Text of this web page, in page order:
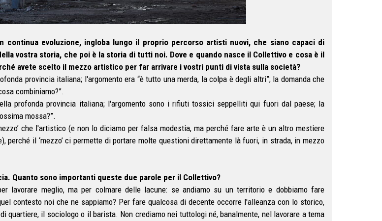
continua evoluzione, ingloba lungo il proprio percorso artisti nuovi, che siano capaci di
vostra storia, che poi è la storia di tutti noi. Dove e quando nasce il Collettivo e cosa è il
avete scelto il mezzo artistico per far arrivare i vostri punti di vista sulla società?
provincia italiana; l'argomento era “è tutto una merda, la colpa è degli altri”; la domanda che
combiniamo?”.
profonda provincia italiana; l'argomento sono i rifiuti tossici seppelliti qui fuori dal paese; la
mossa?”.
che l'artistico (e non lo diciamo per falsa modestia, ma perché fare arte è un altro mestiere
perché il ‘mezzo’ ci permette di portare molte questioni direttamente là fuori, in strada, in mezzo
Quanto sono importanti queste due parole per il Collettivo?
lavorare meglio, ma per colmare delle lacune: se andiamo su un territorio e dobbiamo fare
contesto noi che ne sappiamo? Per fare qualcosa di decente occorre l'alleanza con lo storico,
quartiere, il sociologo o il barista. Non crediamo nei tuttologi né, banalmente, nel lavorare a tema